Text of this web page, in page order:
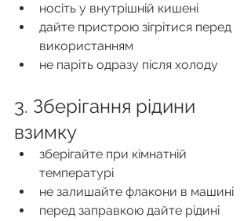
носіть у внутрішній кишені
дайте пристрою зігрітися перед
використанням
не паріть одразу після холоду
3. Зберігання рідини
взимку
зберігайте при кімнатній
температурі
не залишайте флакони в машині
перед заправкою дайте рідині